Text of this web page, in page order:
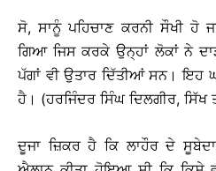
ਸੋ, ਸਾਨੂੰ ਪਹਿਚਾਣ ਕਰਨੀ ਸੌਖੀ ਹੋ
ਗਿਆ ਜਿਸ ਕਰਕੇ ਉਨ੍ਹਾਂ ਲੋਕਾਂ ਨੇ
ਪੱਗਾਂ ਵੀ ਉਤਾਰ ਦਿੱਤੀਆਂ ਸਨ। ਇਹ
ਹੈ। (ਹਰਜਿੰਦਰ ਸਿੰਘ ਦਿਲਗੀਰ, ਸਿੱਖ
ਦੂਜਾ ਜ਼ਿਕਰ ਹੈ ਕਿ ਲਾਹੌਰ ਦੇ